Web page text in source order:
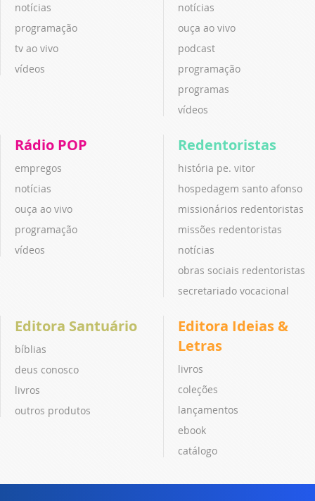
notícias
programação
tv ao vivo
vídeos
notícias
ouça ao vivo
podcast
programação
programas
vídeos
Rádio POP
empregos
notícias
ouça ao vivo
programação
vídeos
Redentoristas
história pe. vitor
hospedagem santo afonso
missionários redentoristas
missões redentoristas
notícias
obras sociais redentoristas
secretariado vocacional
Editora Santuário
bíblias
deus conosco
livros
outros produtos
Editora Ideias &
Letras
livros
coleções
lançamentos
ebook
catálogo